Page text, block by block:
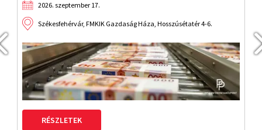
2026. szeptember 9.
Budapest, Benczúr Hotel VI. Benczúr utca 35
RÉSZLETEK